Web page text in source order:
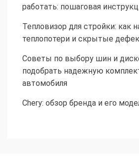
работать: пошаговая
Тепловизор для стройки: как
теплопотери и скрытые
Советы по выбору шин и
подобрать надежную
автомобиля
Chery: обзор бренда и его